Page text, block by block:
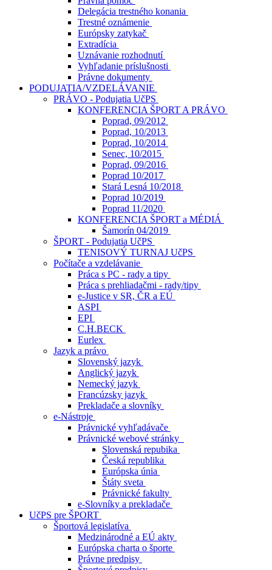
Delegácia trestného konania
Trestné oznámenie
Európsky zatykač
Extradícia
Uznávanie rozhodnutí
Vyhľadanie príslušnosti
Právne dokumenty
PODUJATIA/VZDELÁVANIE
PRÁVO - Podujatia UčPS
KONFERENCIA ŠPORT A PRÁVO
Poprad, 09/2012
Poprad, 10/2013
Poprad, 10/2014
Senec, 10/2015
Poprad, 09/2016
Poprad 10/2017
Stará Lesná 10/2018
Poprad 10/2019
Poprad 11/2020
KONFERENCIA ŠPORT a MÉDIÁ
Šamorín 04/2019
ŠPORT - Podujatia UčPS
TENISOVÝ TURNAJ UčPS
Počítače a vzdelávanie
Práca s PC - rady a tipy
Práca s prehliadačmi - rady/tipy
e-Justice v SR, ČR a EÚ
ASPI
EPI
C.H.BECK
Eurlex
Jazyk a právo
Slovenský jazyk
Anglický jazyk
Nemecký jazyk
Francúzsky jazyk
Prekladače a slovníky
e-Nástroje
Právnické vyhľadávače
Právnické webové stránky
Slovenská repubika
Česká republika
Európska únia
Štáty sveta
Právnické fakulty
e-Slovníky a prekladače
UčPS pre ŠPORT
Športová legislatíva
Medzinárodné a EÚ akty
Európska charta o športe
Právne predpisy